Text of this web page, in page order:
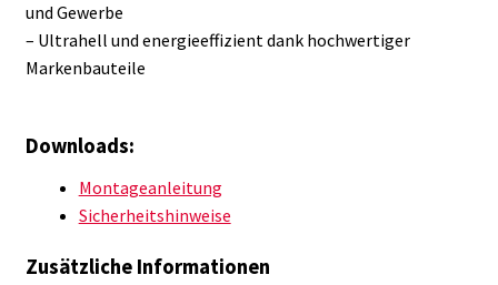
und Gewerbe
– Ultrahell und energieeffizient dank hochwertiger
Markenbauteile
Downloads:
Montageanleitung
Sicherheitshinweise
Zusätzliche Informationen